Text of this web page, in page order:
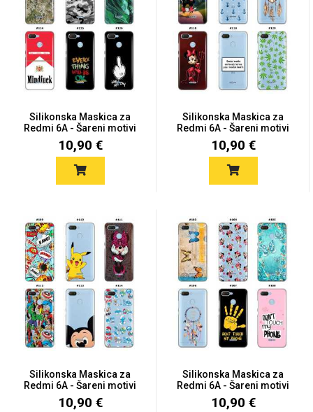
Silikonska Maskica za
Redmi 6A - Šareni motivi
10,90 €
Silikonska Maskica za
Redmi 6A - Šareni motivi
10,90 €
Silikonska Maskica za
Redmi 6A - Šareni motivi
10,90 €
Silikonska Maskica za
Redmi 6A - Šareni motivi
10,90 €
Monogrami Dječji motivi
Za njega
Svijet životinja Auto - Moto motivi
Mandale / Cvjetni
Citati & Stihovi